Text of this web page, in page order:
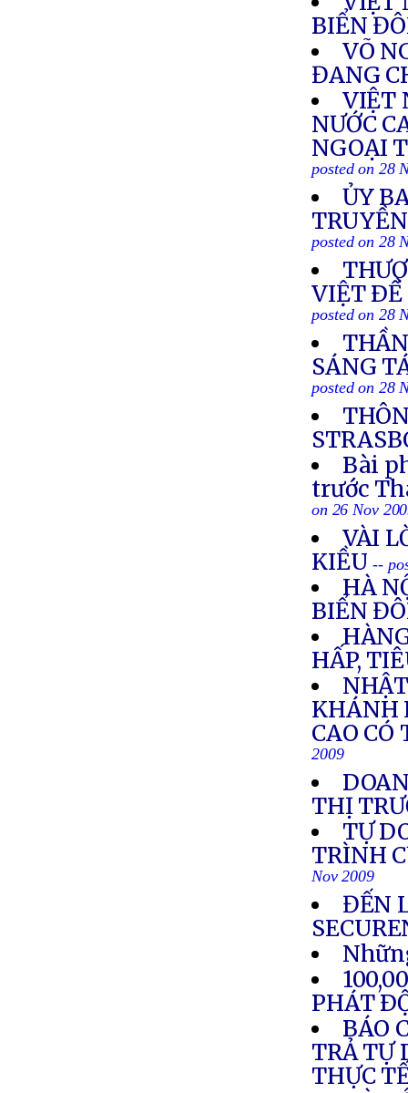
BIỂN
VÕ
ĐANG
VIỆT
NƯỚC
NGOẠI
posted on 28
ỦY
posted on 28
VIỆT ÐỀ
posted on 28
SÁNG
posted on 28
Bài
trước
on 26 Nov
VÀI
KIỀU--
HÀ
BIỂN
HẤP,
KHÁNH
CAO
2009
THỊ
TỰ
TRÌNH
Nov 2009
ĐẾN
PHÁT
BÁO
TRẢ TỰ
THỰC